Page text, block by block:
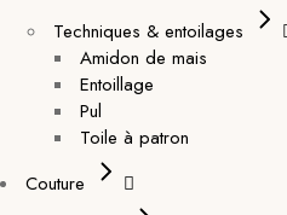
Techniques & entoilages
Amidon de mais
Entoillage
Pul
Toile à patron
Couture